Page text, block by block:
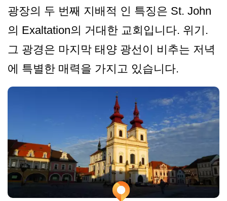
광장의 두 번째 지배적 인 특징은 St. John
의 Exaltation의 거대한 교회입니다. 위기.
그 광경은 마지막 태양 광선이 비추는 저녁
에 특별한 매력을 가지고 있습니다.